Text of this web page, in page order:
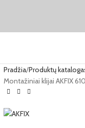
Pradžia Produktų
Montažiniai klijai AKFIX